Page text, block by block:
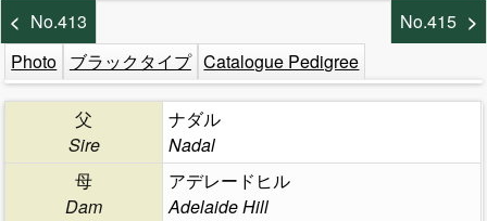
No.413
No.415
Photo ブラックタイプ Catalogue Pedigree
父
Sire
ナダル
Nadal
母
Dam
アデレードヒル
Adelaide Hill